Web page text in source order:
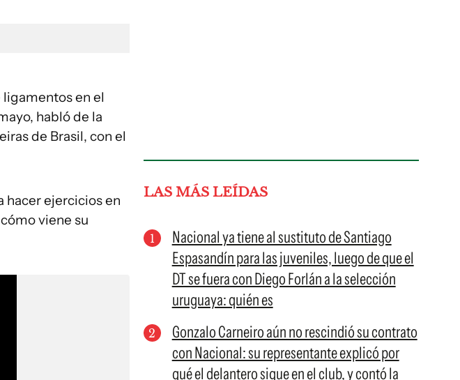
en el
habló de la
de Brasil, con el
hacer ejercicios en
viene su
LAS MÁS LEÍDAS
Nacional ya tiene al sustituto de Santiago
Espasandín para las juveniles, luego de que el
DT se fuera con Diego Forlán a la selección
uruguaya: quién es
Gonzalo Carneiro aún no rescindió su contrato
con Nacional: su representante explicó por
qué el delantero sigue en el club, y contó la